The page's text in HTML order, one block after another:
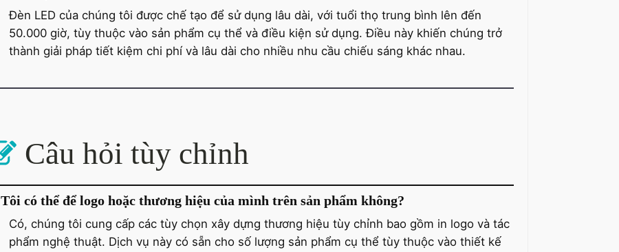
Đèn LED của chúng tôi được chế tạo để sử dụng lâu dài, với tuổi thọ trung bình lên đến
50.000 giờ, tùy thuộc vào sản phẩm cụ thể và điều kiện sử dụng. Điều này khiến chúng trở
thành giải pháp tiết kiệm chi phí và lâu dài cho nhiều nhu cầu chiếu sáng khác nhau.
Câu hỏi tùy chỉnh
Tôi có thể để logo hoặc thương hiệu của mình trên sản phẩm không?
Có, chúng tôi cung cấp các tùy chọn xây dựng thương hiệu tùy chỉnh bao gồm in logo và tác
phẩm nghệ thuật. Dịch vụ này có sẵn cho số lượng sản phẩm cụ thể tùy thuộc vào thiết kế